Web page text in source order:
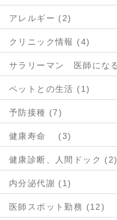
アレルギー (2)
クリニック情報 (4)
サラリーマン 医師にな
ペットとの生活 (1)
予防接種 (7)
健康寿命 (3)
健康診断、人間ドック (2)
内分泌代謝 (1)
医師スポット勤務 (12)